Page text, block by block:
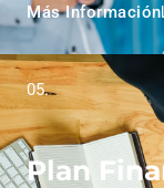
Más Información
05.
Plan